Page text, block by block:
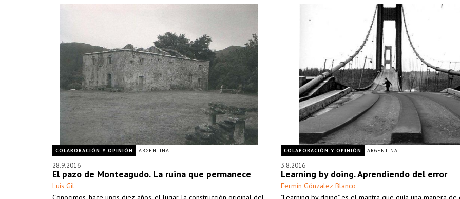
COLABORACIÓN Y OPINIÓN ARGENTINA
28.9.2016
El pazo de Monteagudo. La ruina que permanece
Luis Gil
COLABORACIÓN Y OPINIÓN ARGENTINA
3.8.2016
Learning by doing. Aprendiendo del error
Fermín Gónzalez Blanco